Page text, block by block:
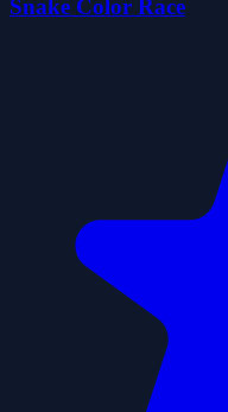
Snake Color Race